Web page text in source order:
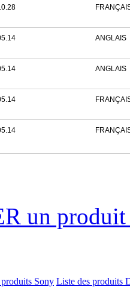
ANGLAIS
ANGLAIS
un
Sony Liste des produits